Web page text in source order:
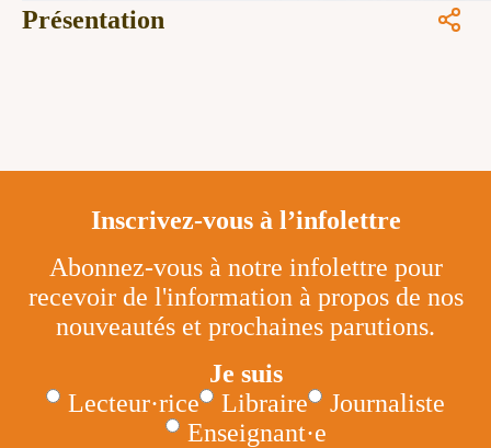
Présentation
Inscrivez-vous à l’infolettre
Abonnez-vous à notre infolettre pour
recevoir de l'information à propos de nos
nouveautés et prochaines parutions.
Je suis
Lecteur·rice
Libraire
Journaliste
Enseignant·e